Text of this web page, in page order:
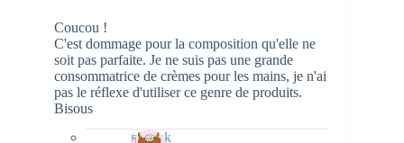
Coucou !
C'est dommage pour la composition qu'elle ne
soit pas parfaite. Je ne suis pas une grande
consommatrice de crèmes pour les mains, je n'ai
pas le réflexe d'utiliser ce genre de produits.
Bisous
natieak